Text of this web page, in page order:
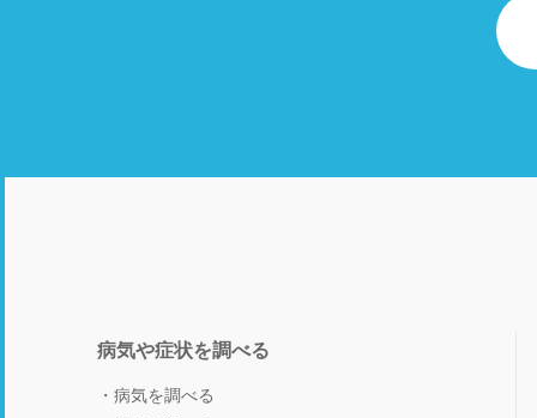
病気や症状を調べる
病気を調べる